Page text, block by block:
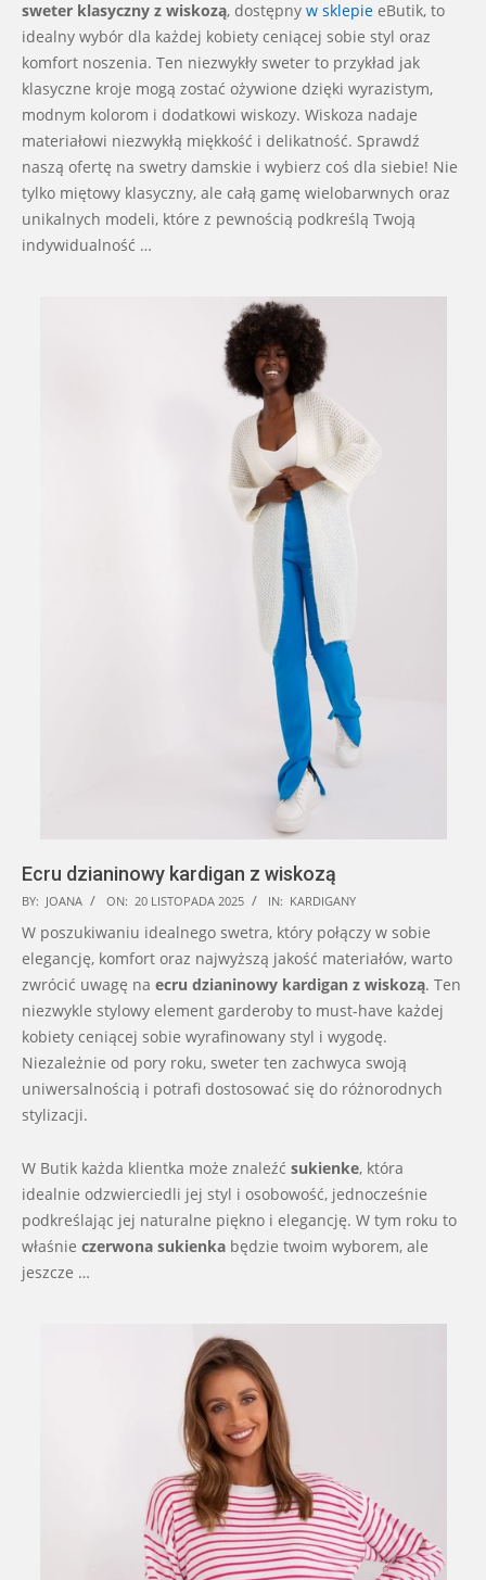
sweter klasyczny z wiskozą, dostępny w sklepie eButik, to
idealny wybór dla każdej kobiety ceniącej sobie styl oraz
komfort noszenia. Ten niezwykły sweter to przykład jak
klasyczne kroje mogą zostać ożywione dzięki wyrazistym,
modnym kolorom i dodatkowi wiskozy. Wiskoza nadaje
materiałowi niezwykłą miękkość i delikatność. Sprawdź
naszą ofertę na swetry damskie i wybierz coś dla siebie! Nie
tylko miętowy klasyczny, ale całą gamę wielobarwnych oraz
unikalnych modeli, które z pewnością podkreślą Twoją
indywidualność …
Ecru dzianinowy kardigan z wiskozą
2025-
11-
20
BY: JOANA ON: 20 LISTOPADA 2025 IN: KARDIGANY
W poszukiwaniu idealnego swetra, który połączy w sobie
elegancję, komfort oraz najwyższą jakość materiałów, warto
zwrócić uwagę na ecru dzianinowy kardigan z wiskozą. Ten
niezwykle stylowy element garderoby to must-have każdej
kobiety ceniącej sobie wyrafinowany styl i wygodę.
Niezależnie od pory roku, sweter ten zachwyca swoją
uniwersalnością i potrafi dostosować się do różnorodnych
stylizacji.
W Butik każda klientka może znaleźć sukienke, która
idealnie odzwierciedli jej styl i osobowość, jednocześnie
podkreślając jej naturalne piękno i elegancję. W tym roku to
właśnie czerwona sukienka będzie twoim wyborem, ale
jeszcze …